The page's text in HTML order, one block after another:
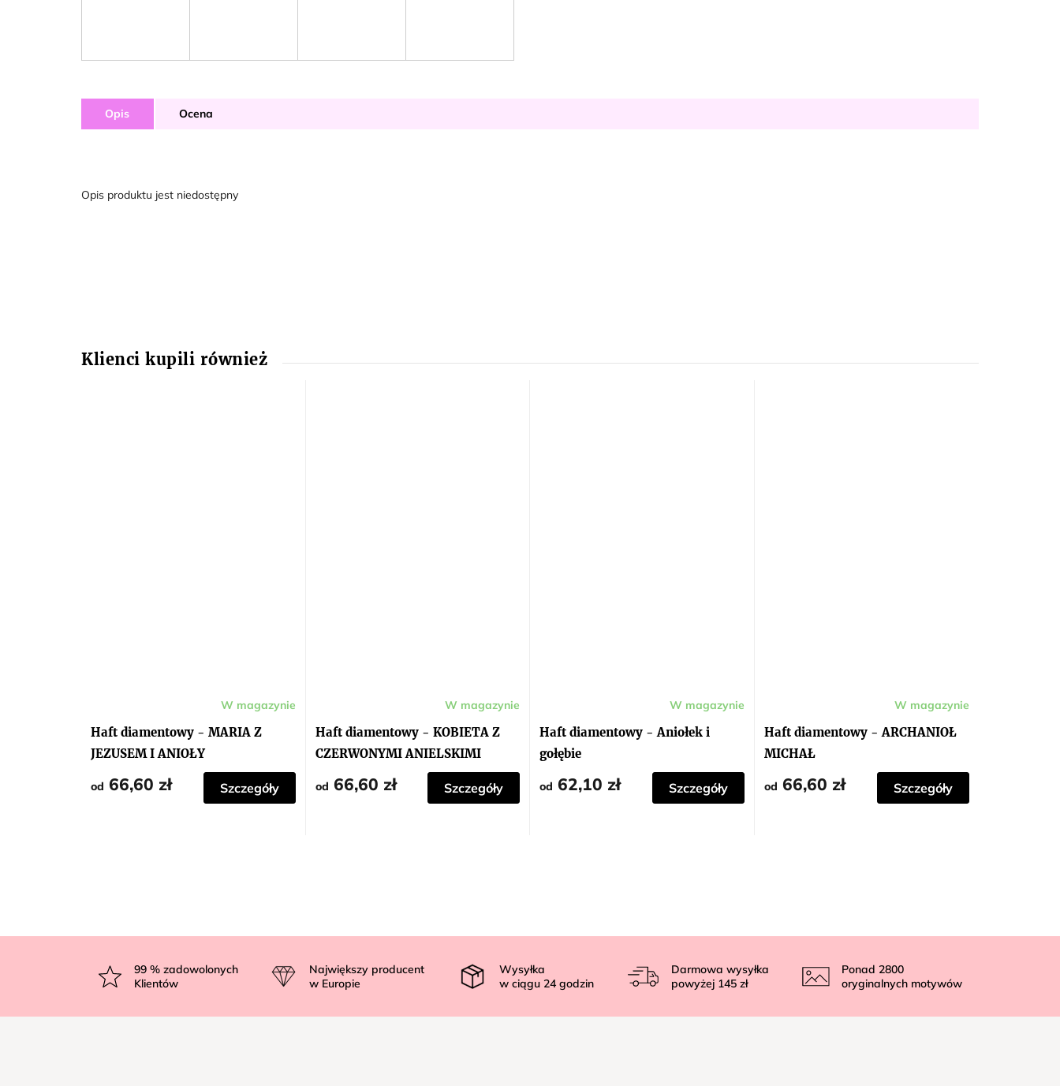
Opis Ocena
Opis produktu jest niedostępny
Haft diamentowy - MARIA Z
JEZUSEM I ANIOŁY
W magazynie
od 66,60 zł Szczegóły
Haft diamentowy - KOBIETA Z
CZERWONYMI ANIELSKIMI
SKRZYDŁAMI
W magazynie
od 66,60 zł Szczegóły
Haft diamentowy - Aniołek i
gołębie
W magazynie
od 62,10 zł Szczegóły
Haft diamentowy - ARCHANIOŁ
MICHAŁ
W magazynie
od 66,60 zł Szczegóły
p
99% zadowolonych
Klientów
Największy producent
w Europie
Wysyłka
w ciągu 24 godzin
Darmowa wysyłka
powyżej 145 zł
Ponad 2800
oryginalnych motywów